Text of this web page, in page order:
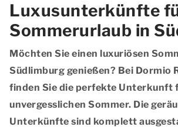
Luxusunterkünfte
Sommerurlaub in
Möchten Sie einen luxuriösen
Südlimburg genießen? Bei Dormio
finden Sie die perfekte Unterkunft
unvergesslichen Sommer. Die
Unterkünfte sind komplett